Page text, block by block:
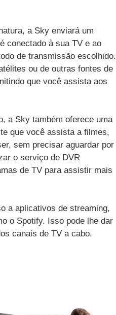
a Sky enviará um
conectado à sua TV e ao
de transmissão escolhido.
ou de outras fontes de
que você assista aos
a Sky também oferece uma
que você assista a filmes,
sem precisar aguardar por
o serviço de DVR
de TV para assistir mais
a aplicativos de streaming,
o Spotify. Isso pode lhe dar
canais de TV a cabo.